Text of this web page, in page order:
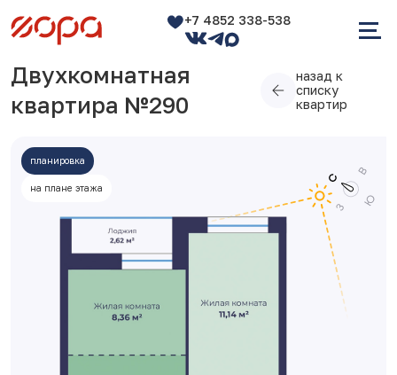
+7 4852 338-538
Двухкомнатная
квартира №290
назад к
списку
квартир
планировка
на плане этажа